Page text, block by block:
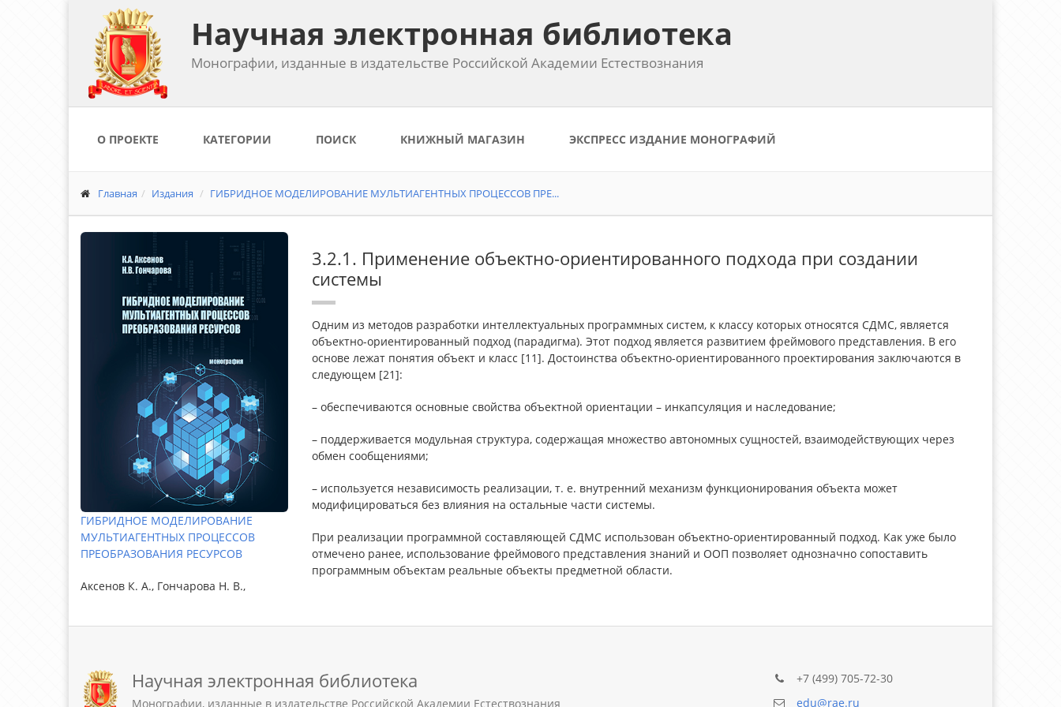
Научная электронная библиотека
Монографии, изданные в издательстве Российской Академии Естествознания
О ПРОЕКТЕ КАТЕГОРИИ ПОИСК КНИЖНЫЙ МАГАЗИН ЭКСПРЕСС ИЗДАНИЕ МОНОГРАФИЙ
Главная Издания ГИБРИДНОЕ МОДЕЛИРОВАНИЕ МУЛЬТИАГЕНТНЫХ ПРОЦЕССОВ ПРЕ...
ГИБРИДНОЕ МОДЕЛИРОВАНИЕ
МУЛЬТИАГЕНТНЫХ ПРОЦЕССОВ
ПРЕОБРАЗОВАНИЯ РЕСУРСОВ
Аксенов К. А., Гончарова Н. В.,
3.2.1. Применение объектно-ориентированного подхода при создании
системы
Одним из методов разработки интеллектуальных программных систем, к классу которых относятся СДМС, является
объектно-ориентированный подход (парадигма). Этот подход является развитием фреймового представления. В его
основе лежат понятия объект и класс [11]. Достоинства объектно-ориентированного проектирования заключаются в
следующем [21]:
– обеспечиваются основные свойства объектной ориентации – инкапсуляция и наследование;
– поддерживается модульная структура, содержащая множество автономных сущностей, взаимодействующих через
обмен сообщениями;
– используется независимость реализации, т. е. внутренний механизм функционирования объекта может
модифицироваться без влияния на остальные части системы.
При реализации программной составляющей СДМС использован объектно-ориентированный подход. Как уже было
отмечено ранее, использование фреймового представления знаний и ООП позволяет однозначно сопоставить
программным объектам реальные объекты предметной области.
Научная электронная библиотека
Монографии, изданные в издательстве Российской Академии Естествознания
+7 (499) 705-72-30
edu@rae.ru